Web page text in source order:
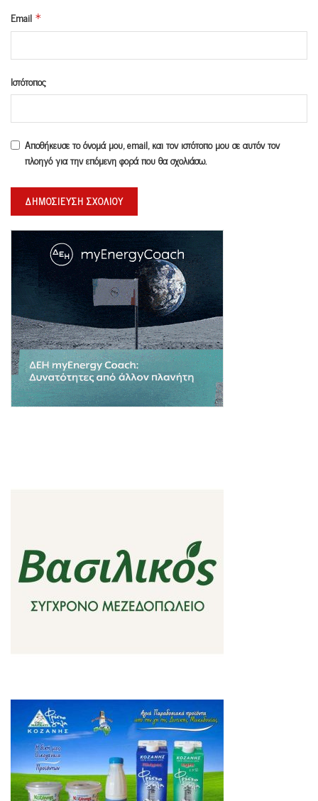
Email *
Ιστότοπος
Αποθήκευσε το όνομά μου, email, και τον ιστότοπο μου σε αυτόν τον
πλοηγό για την επόμενη φορά που θα σχολιάσω.